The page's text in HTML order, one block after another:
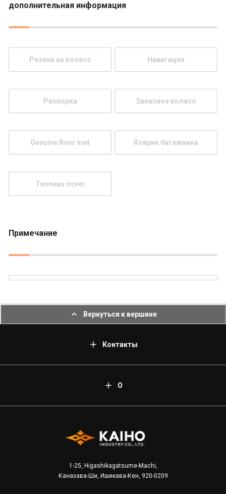
дополнительная информация
Резина на колесо Навигация
Распорка Запасное колесо
Genuine floor mat Коврик багажника
Tonneau cover
Примечание
Вернуться к вершине
Контакты
О
1-25, Higashikagatsume-Machi,
Каназава-Ши, Ишикава-Кен, 920-0209